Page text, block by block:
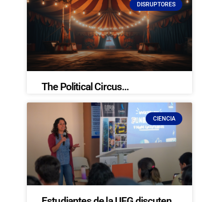
DISRUPTORES
The Political Circus…
CIENCIA